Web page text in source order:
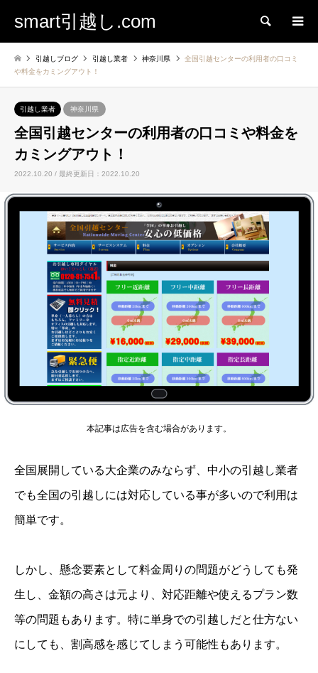
smart引越し.com 検索
引越しブログ 引越し業者 神奈川県
全国引越センターの利用者の口コミ
や料金をカミングアウト！
引越し業者 神奈川県
全国引越センターの利用者の口コミや料金を
カミングアウト！
2022.10.20 / 最終更新日：2022.10.20
本記事は広告を含む場合があります。
全国展開している大企業のみならず、中小の引越し業者
でも全国の引越しには対応している事が多いので利用は
簡単です。
しかし、懸念要素として料金周りの問題がどうしても発
生し、金額の高さは元より、対応距離や使えるプラン数
等の問題もあります。特に単身での引越しだと仕方ない
にしても、割高感を感じてしまう可能性もあります。